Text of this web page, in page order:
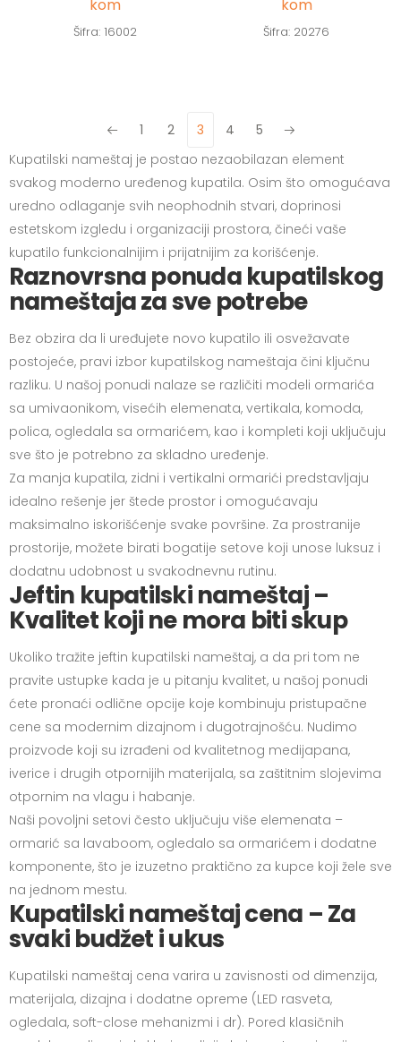
kom
Šifra: 16002
kom
Šifra: 20276
Previous
1 2 3 4 5
Next
Kupatilski nameštaj je postao nezaobilazan element
svakog moderno uređenog kupatila. Osim što omogućava
uredno odlaganje svih neophodnih stvari, doprinosi
estetskom izgledu i organizaciji prostora, čineći vaše
kupatilo funkcionalnijim i prijatnijim za korišćenje.
Raznovrsna ponuda kupatilskog
nameštaja za sve potrebe
Bez obzira da li uređujete novo kupatilo ili osvežavate
postojeće, pravi izbor kupatilskog nameštaja čini ključnu
razliku. U našoj ponudi nalaze se različiti modeli ormarića
sa umivaonikom, visećih elemenata, vertikala, komoda,
polica, ogledala sa ormarićem, kao i kompleti koji uključuju
sve što je potrebno za skladno uređenje.
Za manja kupatila, zidni i vertikalni ormarići predstavljaju
idealno rešenje jer štede prostor i omogućavaju
maksimalno iskorišćenje svake površine. Za prostranije
prostorije, možete birati bogatije setove koji unose luksuz i
dodatnu udobnost u svakodnevnu rutinu.
Jeftin kupatilski nameštaj –
Kvalitet koji ne mora biti skup
Ukoliko tražite jeftin kupatilski nameštaj, a da pri tom ne
pravite ustupke kada je u pitanju kvalitet, u našoj ponudi
ćete pronaći odlične opcije koje kombinuju pristupačne
cene sa modernim dizajnom i dugotrajnošću. Nudimo
proizvode koji su izrađeni od kvalitetnog medijapana,
iverice i drugih otpornijih materijala, sa zaštitnim slojevima
otpornim na vlagu i habanje.
Naši povoljni setovi često uključuju više elemenata –
ormarić sa lavaboom, ogledalo sa ormarićem i dodatne
komponente, što je izuzetno praktično za kupce koji žele sve
na jednom mestu.
Kupatilski nameštaj cena – Za
svaki budžet i ukus
Kupatilski nameštaj cena varira u zavisnosti od dimenzija,
materijala, dizajna i dodatne opreme (LED rasveta,
ogledala, soft-close mehanizmi i dr). Pored klasičnih